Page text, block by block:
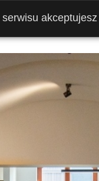
akceptujesz
KLINICZNE